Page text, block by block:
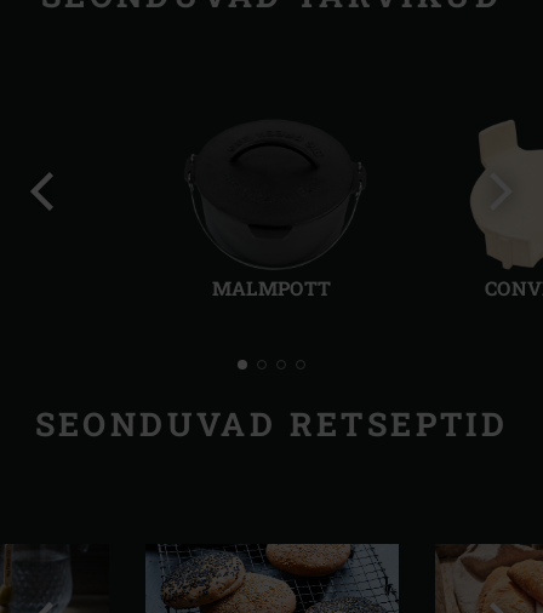
MALMPOTT
slaid
SEONDUVAD RETSEPTID